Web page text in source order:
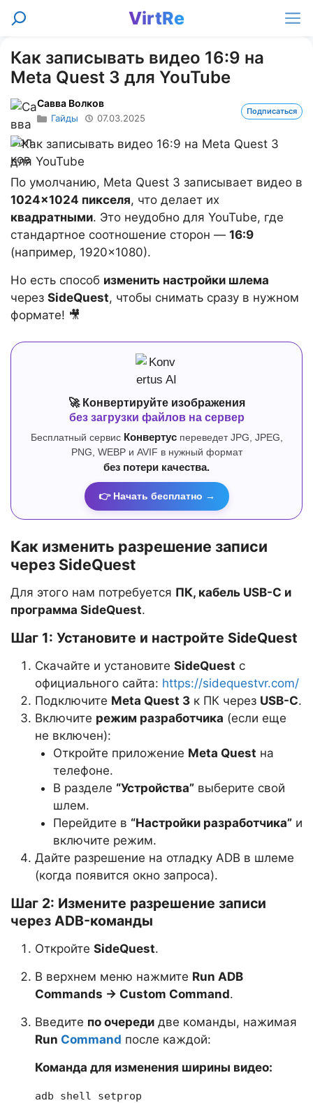
Перейти
VirtRe
Поиск
Как записывать видео 16:9 на
Meta Quest 3 для YouTube
Савва Волков
Гайды 07.03.2025
Подписаться
По умолчанию, Meta Quest 3 записывает видео в
1024×1024 пикселя, что делает их
квадратными. Это неудобно для YouTube, где
стандартное соотношение сторон — 16:9
(например, 1920×1080).
Но есть способ изменить настройки шлема
через SideQuest, чтобы снимать сразу в нужном
формате! 🎥
🚀 Конвертируйте изображения
без загрузки файлов на сервер
Бесплатный сервис Конвертуспереведет JPG, JPEG,
PNG, WEBP и AVIF в нужный формат
без потери качества.
👉 Начать бесплатно →
Как изменить разрешение записи
через SideQuest
Для этого нам потребуется ПК, кабель USB-C и
программа SideQuest.
Шаг 1: Установите и настройте SideQuest
Скачайте и установите SideQuest с
официального сайта: https://sidequestvr.com/
Подключите Meta Quest 3 к ПК через USB-C.
Включите режим разработчика (если еще
не включен):
Откройте приложение Meta Quest на
телефоне.
В разделе “Устройства”выберите свой
шлем.
Перейдите в “Настройки разработчика”и
включите режим.
Дайте разрешение на отладку ADB в шлеме
(когда появится окно запроса).
Шаг 2: Измените разрешение записи
через ADB-команды
Откройте SideQuest.
В верхнем меню нажмите Run ADB
Commands → Custom Command.
Введите по очереди две команды, нажимая
Run Command после каждой:
Команда для изменения ширины видео:
adb shell setprop